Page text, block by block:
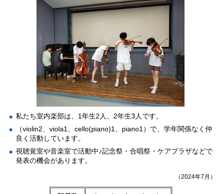
私たち室内楽部は、1年生2人、2年生3人です。
（violin2、viola1、cello(piano)1、piano1）で、学年関係なく仲
良く活動しています。
視聴覚室や音楽室で活動中♪記念祭・合唱祭・ケアプラザなどで
発表の機会があります。
（2024年7月）